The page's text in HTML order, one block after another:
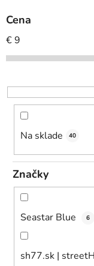
e
p
r
o
u
k
Cena
€9
Na sklade 40
Značky
Seastar Blue 6
sh77.sk |